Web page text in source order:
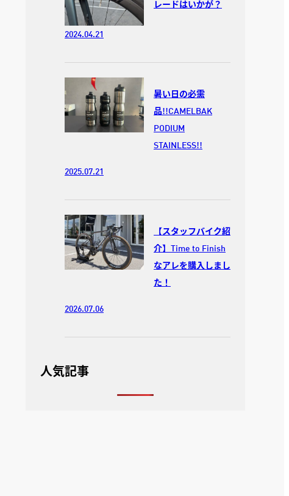
レードはいかが？
2024.04.21
暑い日の必需
品!!CAMELBAK
PODIUM
STAINLESS!!
2025.07.21
【スタッフバイク紹
介】Time to Finish
なアレを購入しまし
た！
2026.07.06
人気記事